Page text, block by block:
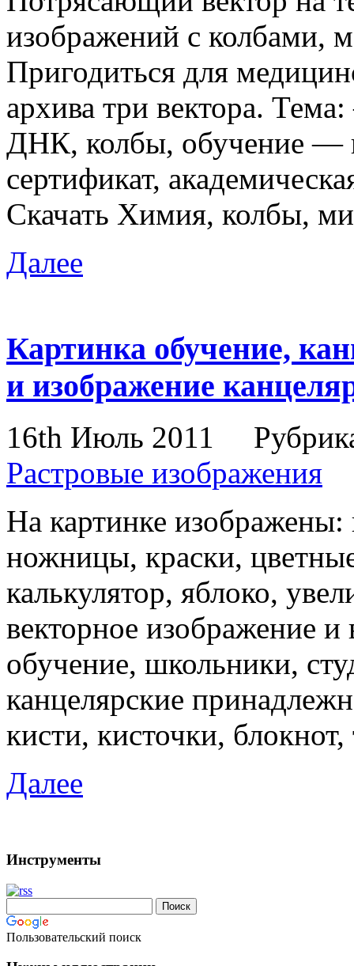
изображений с колбами,
Пригодиться для
архива три вектора.
ДНК, колбы, обучение —
сертификат,
Скачать Химия, колбы,
Далее
Картинка обучение,
и изображение
16th Июль 2011
Растровые изображения
На картинке
ножницы, краски,
калькулятор, яблоко,
векторное изображение
обучение, школьники,
канцелярские
кисти, кисточки,
Далее
Инструменты
Пользовательский поиск